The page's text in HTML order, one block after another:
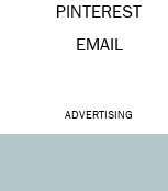
PINTEREST
EMAIL
ADVERTISING